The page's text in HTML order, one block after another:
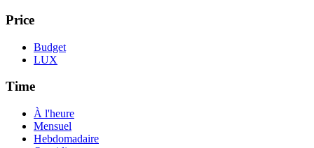
Price
Budget
LUX
Time
À l'heure
Mensuel
Hebdomadaire